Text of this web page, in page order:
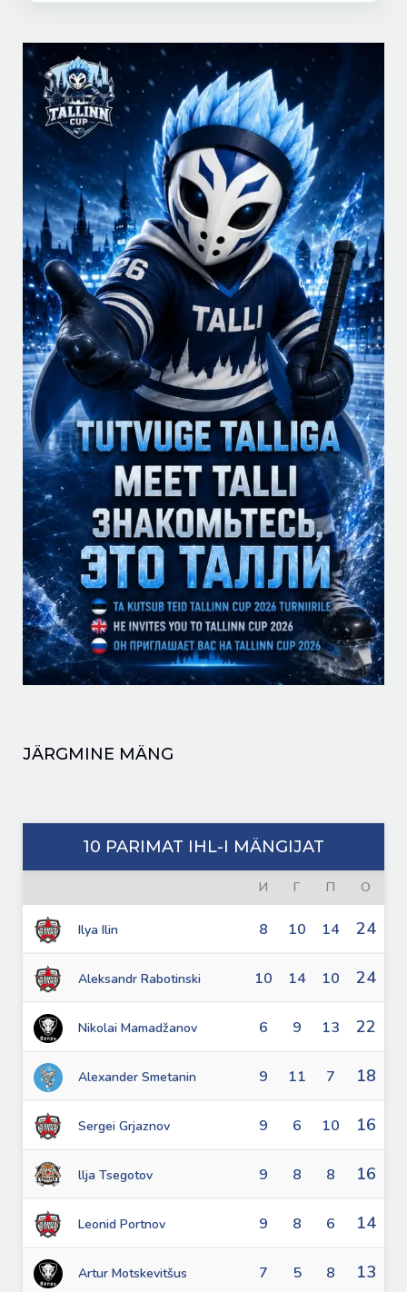
JÄRGMINE MÄNG
10 PARIMAT IHL-I MÄNGIJAT
И Г П О
Ilya Ilin 8 10 14 24
Aleksandr Rabotinski 10 14 10 24
Nikolai Mamadžanov 6 9 13 22
Alexander Smetanin 9 11 7 18
Sergei Grjaznov 9 6 10 16
llja Tsegotov 9 8 8 16
Leonid Portnov 9 8 6 14
Artur Motskevitšus 7 5 8 13